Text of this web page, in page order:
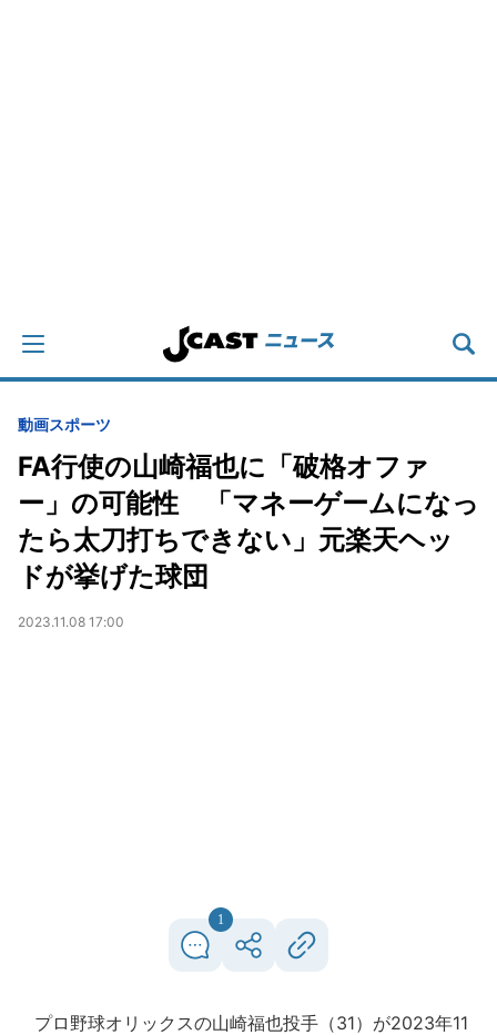
動画スポーツ
FA行使の山崎福也に「破格オファ
ー」の可能性 「マネーゲームになっ
たら太刀打ちできない」元楽天ヘッ
ドが挙げた球団
2023.11.08 17:00
1
プロ野球オリックスの山崎福也投手（31）が2023年11